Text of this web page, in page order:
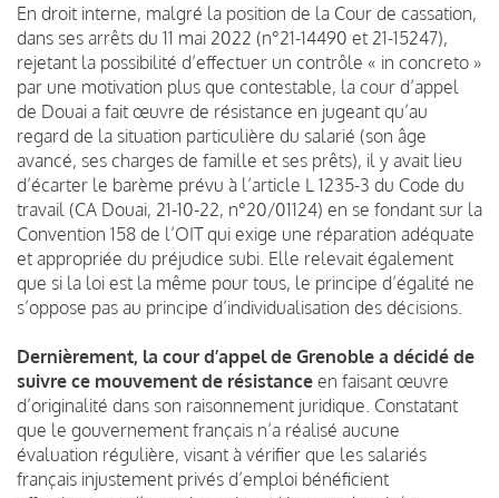
En droit interne, malgré la position de la Cour de cassation,
dans ses arrêts du 11 mai 2022 (n°21-14490 et 21-15247),
rejetant la possibilité d’effectuer un contrôle « in concreto »
par une motivation plus que contestable, la cour d’appel
de Douai a fait œuvre de résistance en jugeant qu’au
regard de la situation particulière du salarié (son âge
avancé, ses charges de famille et ses prêts), il y avait lieu
d’écarter le barème prévu à l’article L 1235-3 du Code du
travail (CA Douai, 21-10-22, n°20/01124) en se fondant sur la
Convention 158 de l’OIT qui exige une réparation adéquate
et appropriée du préjudice subi. Elle relevait également
que si la loi est la même pour tous, le principe d’égalité ne
s’oppose pas au principe d’individualisation des décisions.
Dernièrement, la cour d’appel de Grenoble a décidé de
suivre ce mouvement de résistance en faisant œuvre
d’originalité dans son raisonnement juridique. Constatant
que le gouvernement français n’a réalisé aucune
évaluation régulière, visant à vérifier que les salariés
français injustement privés d’emploi bénéficient